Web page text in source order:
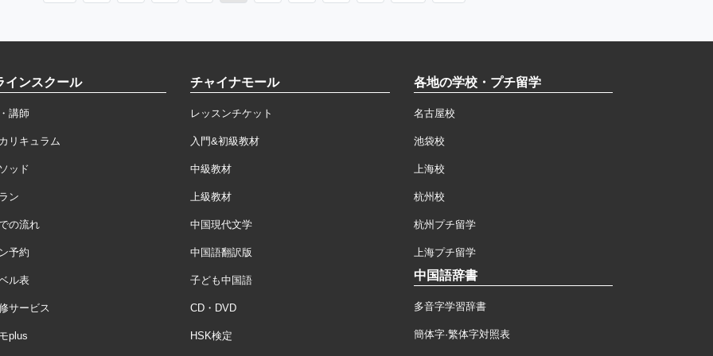
インスクール
講師
リキュラム
ッド
ン
の流れ
予約
ル表
サービス
plus
チャイナモール
レッスンチケット
入門&初級教材
中級教材
上級教材
中国現代文学
中国語翻訳版
子ども中国語
CD・DVD
HSK検定
各地の学校・プチ留学
名古屋校
池袋校
上海校
杭州校
杭州プチ留学
上海プチ留学
中国語辞書
多音字学習辞書
簡体字·繁体字対照表